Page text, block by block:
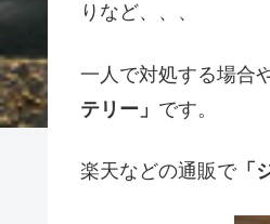
りなど、、、
一人で対処する場合
テリー」 です。
楽天などの通販で「